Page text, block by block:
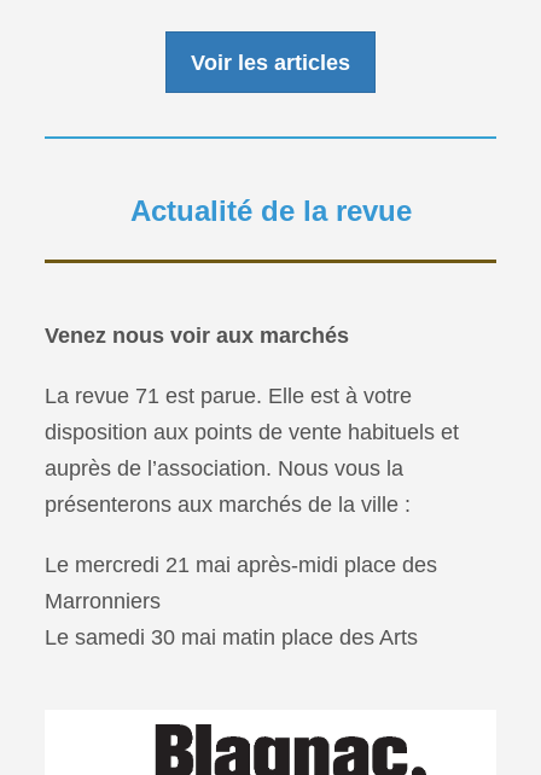
Voir les articles
Actualité de la revue
Venez nous voir aux marchés
La revue 71 est parue. Elle est à votre
disposition aux points de vente habituels et
auprès de l’association. Nous vous la
présenterons aux marchés de la ville :
Le mercredi 21 mai après-midi place des
Marronniers
Le samedi 30 mai matin place des Arts